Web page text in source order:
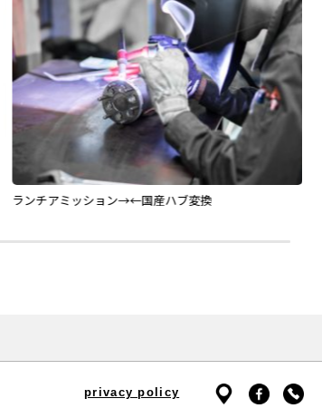
ランチアミッション→←国産ハブ変換
privacy policy